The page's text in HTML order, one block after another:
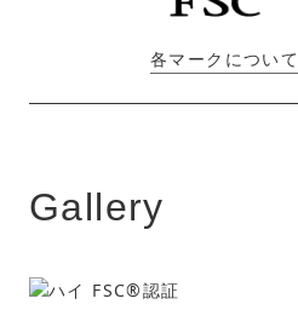
各マークについて
Gallery